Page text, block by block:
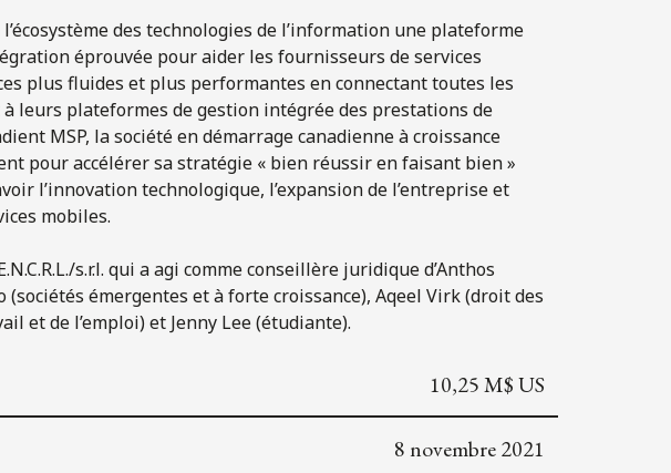
des technologies de l’information une plateforme
éprouvée pour aider les fournisseurs de services
plus fluides et plus performantes en connectant toutes les
leurs plateformes de gestion intégrée des prestations de
MSP, la société en démarrage canadienne à croissance
pour accélérer sa stratégie « bien réussir en faisant bien »
l’innovation technologique, l’expansion de l’entreprise et
mobiles.
s.r.l. qui a agi comme conseillère juridique d’Anthos
émergentes et à forte croissance), Aqeel Virk (droit des
et de l’emploi) et Jenny Lee (étudiante).
10,25 M$ US
8 novembre 2021